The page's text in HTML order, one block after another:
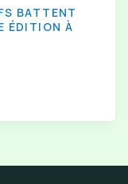
BATTENT
ÉDITION À